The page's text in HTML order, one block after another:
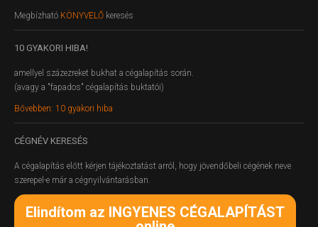
Megbízható KÖNYVELŐ keresés
10 GYAKORI HIBA!
amellyel százezreket bukhat a cégalapítás során.
(avagy a "fapados" cégalapítás buktatói)
Bővebben: 10 gyakori hiba
CÉGNÉV KERESÉS
A cégalapítás előtt kérjen tájékoztatást arról, hogy jövendőbeli cégének neve
szerepel-e már a cégnyilvántarásban.
Elindítom az INGYENES CÉGALAPÍTÁST